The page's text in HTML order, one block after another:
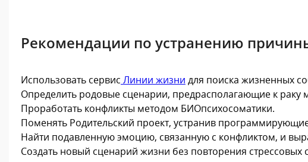
Рекомендации по устранению
Использовать сервис Линии жизни для поиска жизненных
Определить родовые сценарии, предрасполагающие к
Проработать конфликты методом БИОпсихосоматики.
Поменять Родительский проект, устранив
Найти подавленную эмоцию, связанную с конфликтом, и
Создать новый сценарий жизни без повторения стрессовых